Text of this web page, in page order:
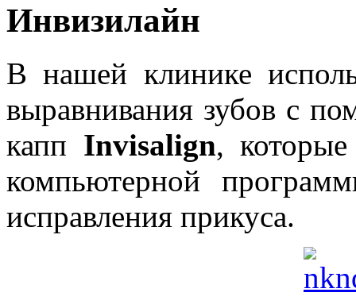
Инвизилайн
В нашей клинике
выравнивания зубов с
капп Invisalign,
компьютерной
исправления прикуса.